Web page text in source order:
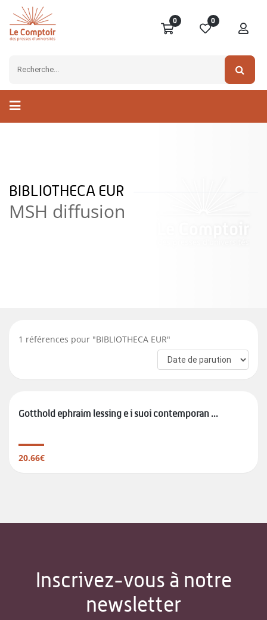
0 0
BIBLIOTHECA EUR
MSH diffusion
1 références pour "BIBLIOTHECA EUR"
Gotthold ephraim lessing e i suoi contemporan ...
20.66€
Inscrivez-vous à notre
newsletter